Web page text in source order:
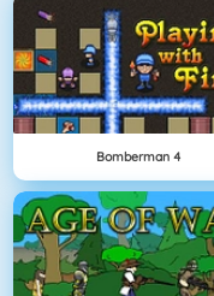
Bomberman 4